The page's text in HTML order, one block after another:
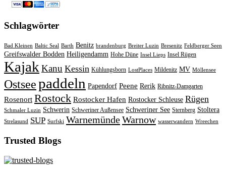
Schlagwörter
Bad Kleinen Baltic Seal Barth Benitz brandenburg Breiter Luzin Bresenitz Feldberger Seen
Greifswalder Bodden Heiligendamm Hohe Düne Insel Lieps Insel Rügen
Kajak Kanu Kessin Kühlungsborn LostPlaces Mildenitz MV Möllensee
Ostseepaddeln Papendorf Peene Rerik Ribnitz-Damgarten
Rosenort Rostock Rostocker Hafen Rostocker Schleuse Rügen
Schmaler Luzin Schwerin Schweriner Außensee Schweriner See Sternberg Stoltera
Strelasund SUP Surfski WarnemündeWarnow wasserwandern Wreechen
Trusted Blogs